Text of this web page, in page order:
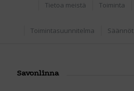
Tietoa meistä Toiminta
Toimintasuunnitelma Säännöt
Savonlinna